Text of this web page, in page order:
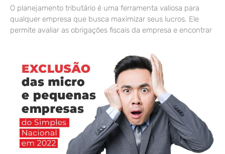
O planejamento tributário é uma ferramenta valiosa para
qualquer empresa que busca maximizar seus lucros. Ele
permite avaliar as obrigações fiscais da empresa e encontrar